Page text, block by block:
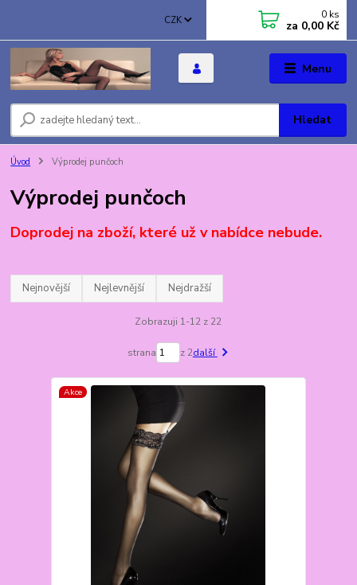
Menu
CZK
Hledat
0 ks
za 0,00 Kč
Úvod Výprodej punčoch
Výprodej punčoch
Doprodej na zboží, které už v nabídce nebude.
Nejnovější Nejlevnější Nejdražší
Zobrazuji 1-12 z 22
strana z 2další
Akce